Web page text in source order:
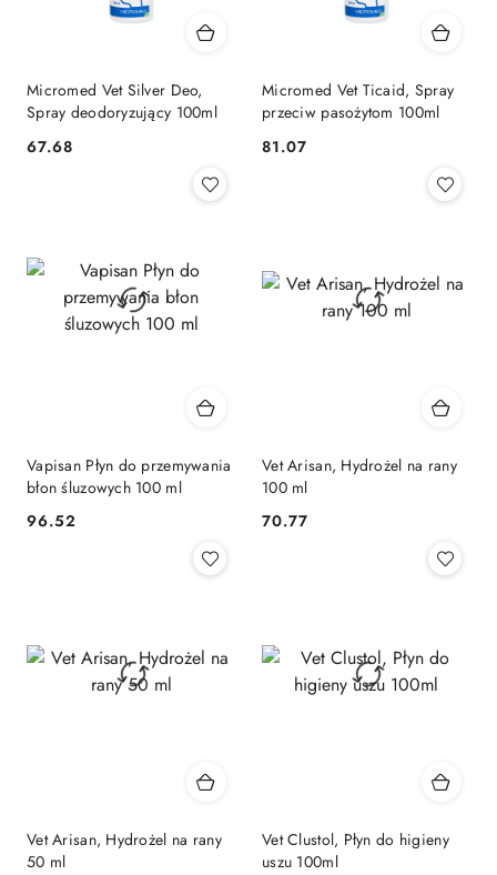
Micromed Vet Silver Deo,
Spray deodoryzujący 100ml
Cena:
67.68
Micromed Vet Ticaid, Spray
przeciw pasożytom 100ml
Cena:
81.07
Vapisan Płyn do przemywania
błon śluzowych 100 ml
Cena:
96.52
Vet Arisan, Hydrożel na rany
100 ml
Cena:
70.77
Vet Arisan, Hydrożel na rany
50 ml
Vet Clustol, Płyn do higieny
uszu 100ml